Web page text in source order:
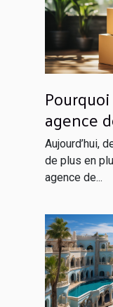
agence
Aujourd’hui,
de plus en
agence de...